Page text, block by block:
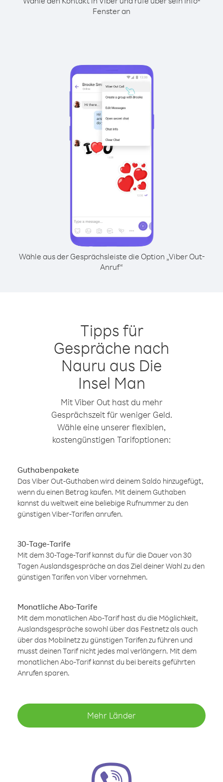
Fenster an
Wähle aus der Gesprächsleiste die Option „Viber Out-
Anruf“
Tipps für
Gespräche nach
Nauru aus Die
Insel Man
Mit Viber Out hast du mehr
Gesprächszeit für weniger Geld.
Wähle eine unserer flexiblen,
kostengünstigen Tarifoptionen:
Guthabenpakete
Das Viber Out-Guthaben wird deinem Saldo hinzugefügt,
wenn du einen Betrag kaufen. Mit deinem Guthaben
kannst du weltweit eine beliebige Rufnummer zu den
günstigen Viber-Tarifen anrufen.
30-Tage-Tarife
Mit dem 30-Tage-Tarif kannst du für die Dauer von 30
Tagen Auslandsgespräche an das Ziel deiner Wahl zu den
günstigen Tarifen von Viber vornehmen.
Monatliche Abo-Tarife
Mit dem monatlichen Abo-Tarif hast du die Möglichkeit,
Auslandsgespräche sowohl über das Festnetz als auch
über das Mobilnetz zu günstigen Tarifen zu führen und
musst deinen Tarif nicht jedes mal verlängern. Mit dem
monatlichen Abo-Tarif kannst du bei bereits geführten
Anrufen sparen.
Mehr Länder